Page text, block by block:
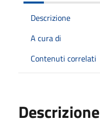
Descrizione
A cura di
Contenuti correlati
Descrizione